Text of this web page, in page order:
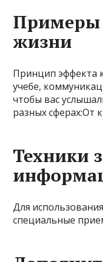
Примеры
жизни
Принцип эффекта
учебе,
чтобы вас
разных сферах:От
Техники
Для
специальные